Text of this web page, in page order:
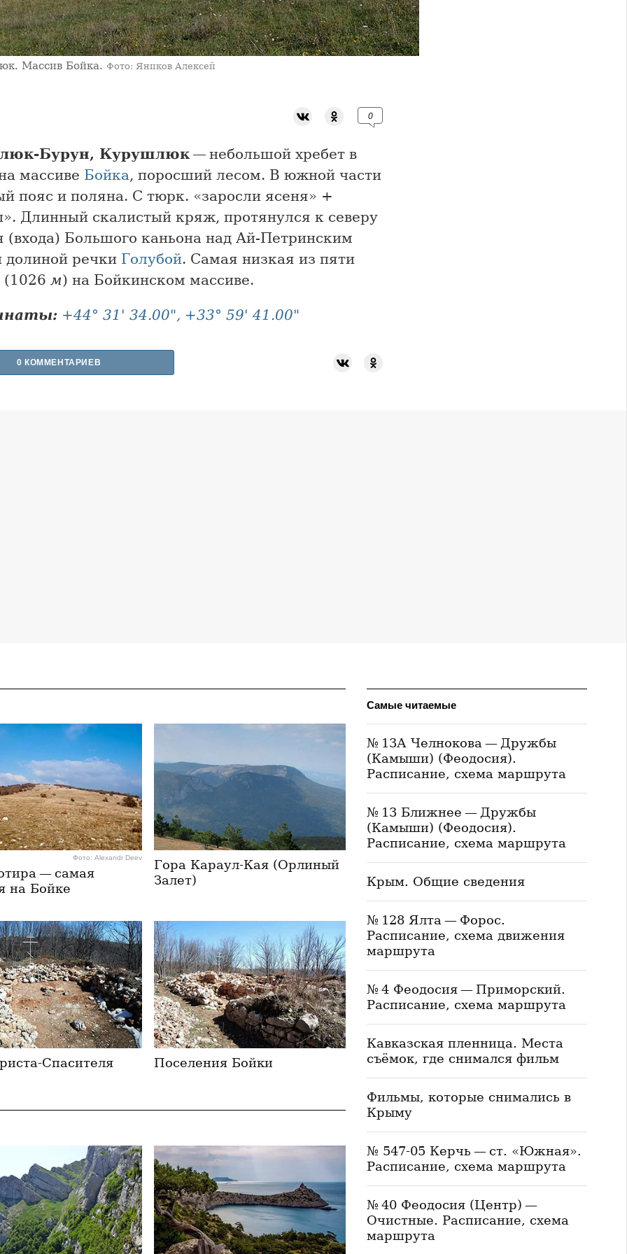
Массив Бойка. Фото: Яников Алексей
0
Бурун, Курушлюк— небольшой хребет в
массиве Бойка, поросший лесом. В южной части
пояс и поляна. С тюрк. «заросли ясеня» +
Длинный скалистый кряж, протянулся к северу
(входа) Большого каньона над Ай-Петринским
долиной речки Голубой. Самая низкая из пяти
м) на Бойкинском массиве.
+44° 31' 34.00", +33° 59' 41.00"
0 КОММЕНТАРИЕВ
Фото: Alexandr Deev
— самая
на Бойке
Гора Караул-Кая (Орлиный
Залет)
Спасителя Поселения Бойки
Самые читаемые
№ 13А Челнокова — Дружбы
(Камыши) (Феодосия).
Расписание, схема маршрута
№ 13 Ближнее — Дружбы
(Камыши) (Феодосия).
Расписание, схема маршрута
Крым. Общие сведения
№ 128 Ялта — Форос.
Расписание, схема движения
маршрута
№ 4 Феодосия — Приморский.
Расписание, схема маршрута
Кавказская пленница. Места
съёмок, где снимался фильм
Фильмы, которые снимались в
Крыму
№ 547-05 Керчь — ст. «Южная».
Расписание, схема маршрута
№ 40 Феодосия (Центр) —
Очистные. Расписание, схема
маршрута